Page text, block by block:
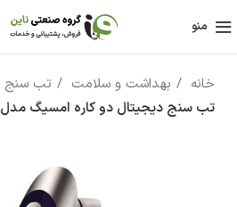
منو
خانه بهداشت و سلامت
تب سنج
تب سنج دیجیتال دو کاره امسیگ مدل CT98